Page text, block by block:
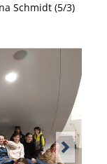
Schmidt (5/3)